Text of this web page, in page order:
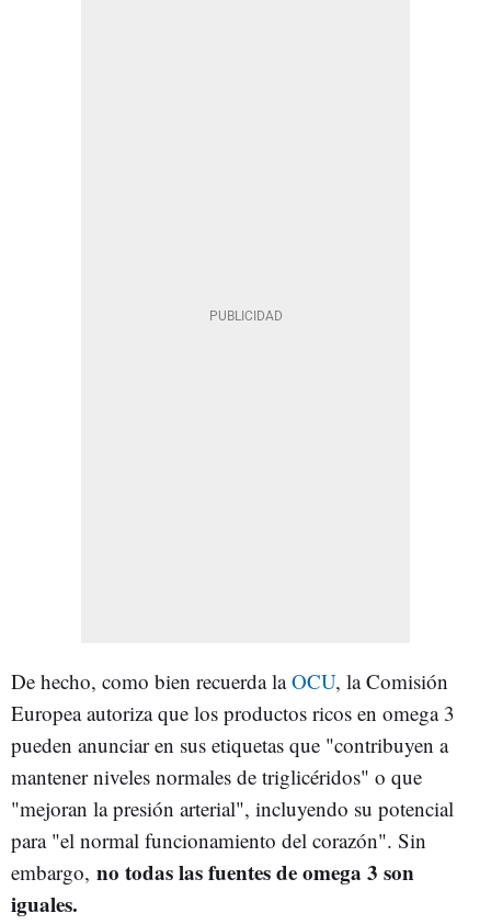
De hecho, como bien recuerda laOCU, la Comisión
Europea autoriza que los productos ricos en omega 3
pueden anunciar en sus etiquetas que "contribuyen a
mantener niveles normales de triglicéridos" o que
"mejoran la presión arterial", incluyendo su potencial
para "el normal funcionamiento del corazón". Sin
embargo, no todas las fuentes de omega 3 son
iguales.